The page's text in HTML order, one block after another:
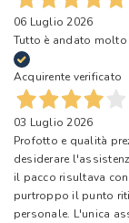
06 Luglio 2026
Tutto è andato molto
Acquirente verificato
03 Luglio 2026
Profotto e qualità
desiderare
il pacco risultava
purtroppo il punto
personale. L'unica